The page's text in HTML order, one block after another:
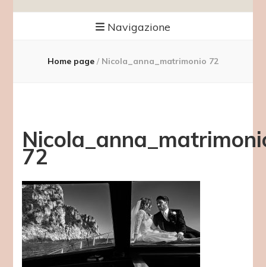
Navigazione
Home page / Nicola_anna_matrimonio 72
72